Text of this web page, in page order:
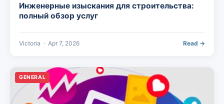
Инженерные изыскания для строительства:
полный обзор услуг
Victoria · Apr 7, 2026 Read →
GENERAL